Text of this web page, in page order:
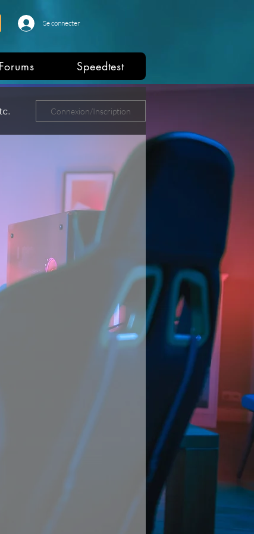
Se connecter
Forums Speedtest
Connexion/Inscription